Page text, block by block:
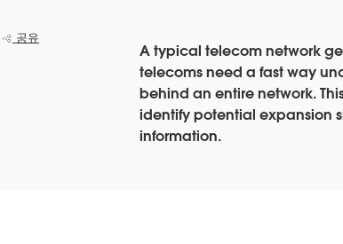
공유
A typical telecom network
telecoms need a fast way
behind an entire network.
identify potential expansion
information.